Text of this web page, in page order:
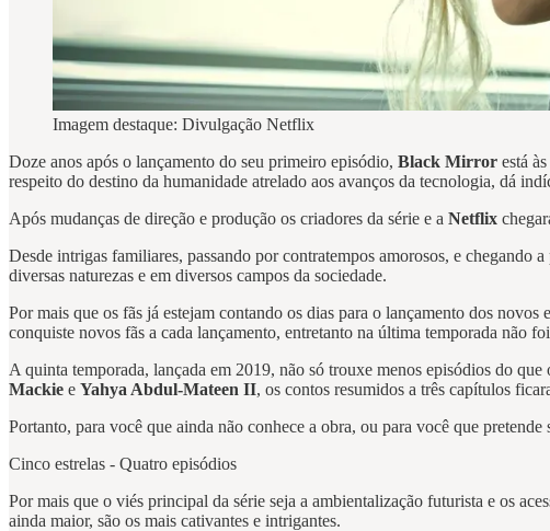
Imagem destaque: Divulgação Netflix
Doze anos após o lançamento do seu primeiro episódio, Black Mirror está
respeito do destino da humanidade atrelado aos avanços da tecnologia, dá
Após mudanças de direção e produção os criadores da série e a Netflix
Desde intrigas familiares, passando por contratempos amorosos, e chegando
diversas naturezas e em diversos campos da sociedade.
Por mais que os fãs já estejam contando os dias para o lançamento dos
conquiste novos fãs a cada lançamento, entretanto na última temporada não
A quinta temporada, lançada em 2019, não só trouxe menos episódios do
Mackie e Yahya Abdul-Mateen II, os contos resumidos a três capítulos
Portanto, para você que ainda não conhece a obra, ou para você que
Cinco estrelas - Quatro episódios
Por mais que o viés principal da série seja a ambientalização futurista e os
ainda maior, são os mais cativantes e intrigantes.